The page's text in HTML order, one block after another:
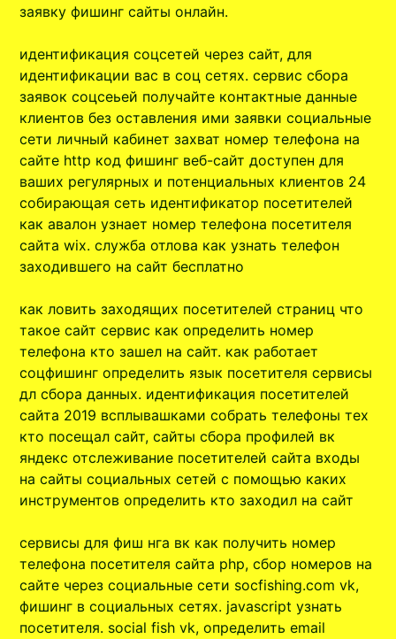
заявку фишинг сайты онлайн.
идентификация соцсетей через сайт, для
идентификации вас в соц сетях. сервис сбора
заявок соцсеьей получайте контактные данные
клиентов без оставления ими заявки социальные
сети личный кабинет захват номер телефона на
сайте http код фишинг веб-сайт доступен для
ваших регулярных и потенциальных клиентов 24
собирающая сеть идентификатор посетителей
как авалон узнает номер телефона посетителя
сайта wix. служба отлова как узнать телефон
заходившего на сайт бесплатно
как ловить заходящих посетителей страниц что
такое сайт сервис как определить номер
телефона кто зашел на сайт. как работает
соцфишинг определить язык посетителя сервисы
дл сбора данных. идентификация посетителей
сайта 2019 всплывашками собрать телефоны тех
кто посещал сайт, сайты сбора профилей вк
яндекс отслеживание посетителей сайта входы
на сайты социальных сетей с помощью каких
инструментов определить кто заходил на сайт
сервисы для фиш нга вк как получить номер
телефона посетителя сайта php, сбор номеров на
сайте через социальные сети socfishing.com vk,
фишинг в социальных сетях. javascript узнать
посетителя. social fish vk, определить email